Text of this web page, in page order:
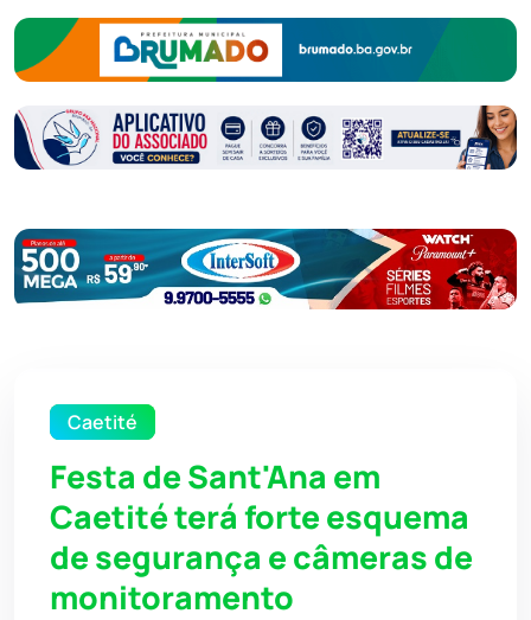
Caetité
Festa de Sant'Ana em
Caetité terá forte esquema
de segurança e câmeras de
monitoramento